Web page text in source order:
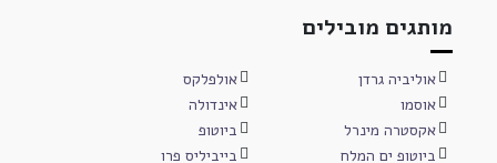
מותגים מובילים
אוליביה גרדן
אולפלקס
אוסמו
אינדולה
אקסטרה מינרל
ביוטופ
ביוטופ ים המלח
בייביליס פרו